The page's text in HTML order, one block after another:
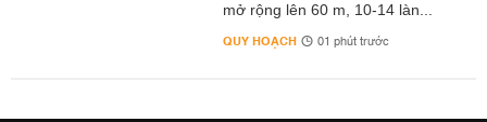
mở rộng lên 60 m, 10-14 làn...
QUY HOẠCH 01 phút trước